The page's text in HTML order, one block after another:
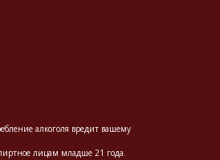
алкоголя вредит вашему
лицам младше 21 года.